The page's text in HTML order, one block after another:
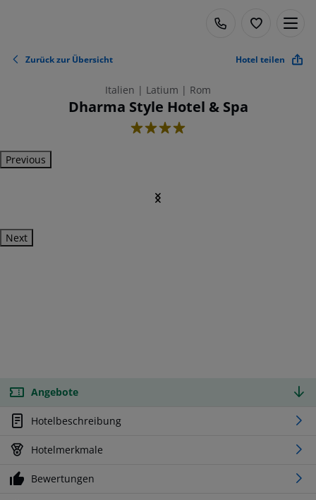
Zurück zur Übersicht Hotel teilen
Italien | Latium | Rom
Dharma Style Hotel & Spa
4
Previous
Next
Angebote
Hotelbeschreibung
Hotelmerkmale
Bewertungen